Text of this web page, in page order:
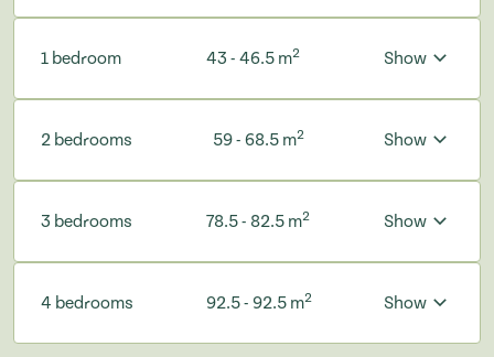
1 bedroom 43 - 46.5 m2 Show
2 bedrooms 59 - 68.5 m2 Show
3 bedrooms 78.5 - 82.5 m2 Show
4 bedrooms 92.5 - 92.5 m2 Show